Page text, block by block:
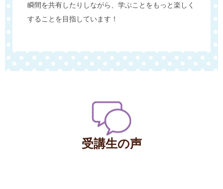
瞬間を共有したりしながら、学ぶことをもっと楽しく
することを目指しています！
受講生の声